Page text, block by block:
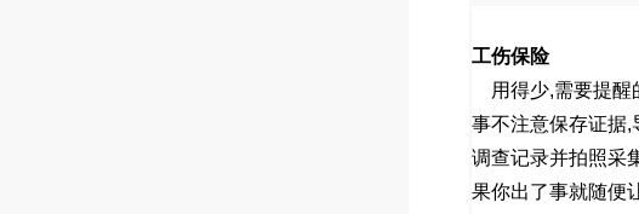
工伤保险
用得少,需要提醒
事不注意保存证据,
调查记录并拍照采
果你出了事就随便